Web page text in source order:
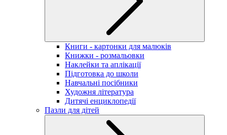
Книги - картонки для малюків
Книжки - розмальовки
Наклейки та аплікації
Підготовка до школи
Навчальні посібники
Художня література
Дитячі енциклопедії
Пазли для дітей